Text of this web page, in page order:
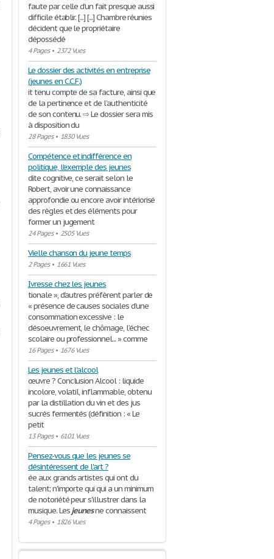
faute par celle d'un fait presque aussi
difficile établir. [...] [...] Chambre réunies
décident que le propriétaire
dépossédé
4 Pages• 2372 Vues
Le dossier des activités en entreprise
(jeunes en C.C.F.)
it tenu compte de sa facture, ainsi que
de la pertinence et de l’authenticité
de son contenu. ⇨ Le dossier sera mis
à disposition du
28 Pages• 1830 Vues
Compétence et indifférence en
politique, l'exemple des jeunes
dite cognitive, ce serait selon le
Robert, avoir une connaissance
approfondie ou encore avoir intériorisé
des règles et des éléments pour
former un jugement
24 Pages• 2505 Vues
Vielle chanson du jeune temps
2 Pages• 1661 Vues
Ivresse chez les jeunes
tionale », d’autres préfèrent parler de
« présence de causes sociales d’une
consommation excessive : le
désoeuvrement, le chômage, l’échec
scolaire ou professionnel... » comme
16 Pages• 1676 Vues
Les jeunes et l'alcool
œuvre ? Conclusion Alcool : liquide
incolore, volatil, inflammable, obtenu
par la distillation du vin et des jus
sucrés fermentés (définition : « Le
petit
13 Pages• 6101 Vues
Pensez-vous que les jeunes se
désintéressent de l'art ?
ée aux grands artistes qui ont du
talent; n'importe qui qui a un minimum
de notoriété peur s'illustrer dans la
musique. Lesjeunesne connaissent
4 Pages• 1826 Vues